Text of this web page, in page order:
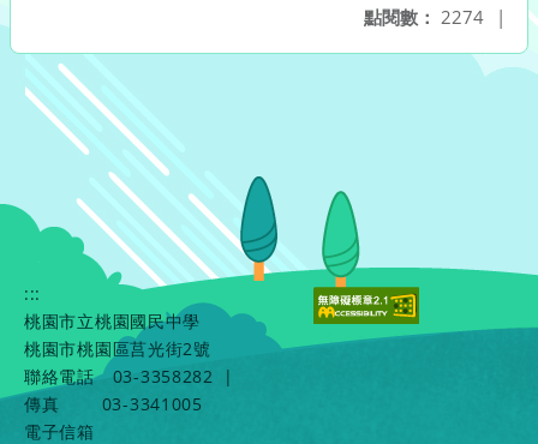
點閱數： 2274 |
:::
桃園市立桃園國民中學
桃園市桃園區莒光街2號
聯絡電話
03-3358282
|
傳真
03-3341005
電子信箱